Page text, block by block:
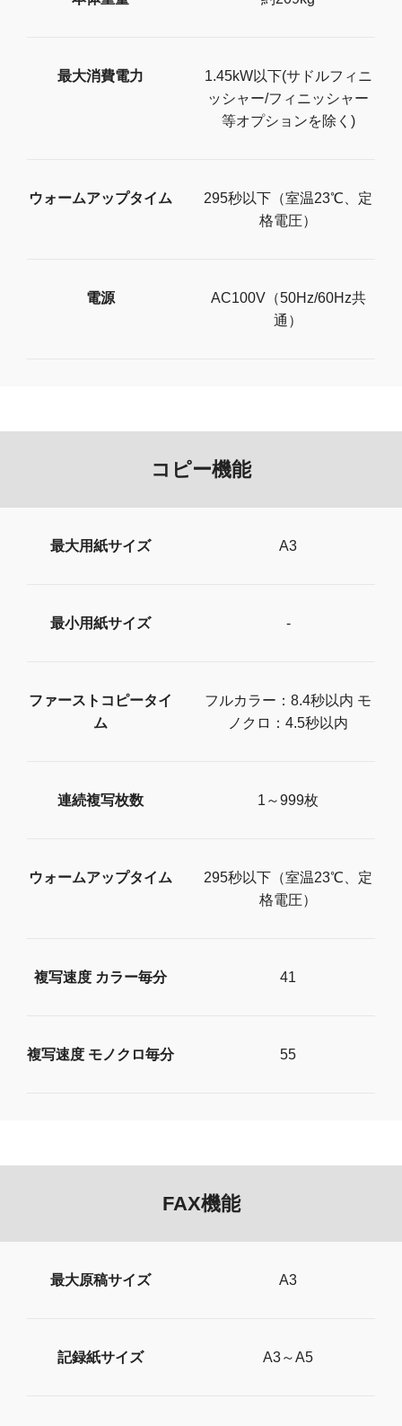
最大消費電力
1.45kW以下(サドルフィニ
ッシャー/フィニッシャー
等オプションを除く)
ウォームアップタイム
295秒以下（室温23℃、定
格電圧）
電源
AC100V（50Hz/60Hz共
通）
コピー機能
最大用紙サイズ A3
最小用紙サイズ -
ファーストコピータイ
ム
フルカラー：8.4秒以内 モ
ノクロ：4.5秒以内
連続複写枚数 1～999枚
ウォームアップタイム
295秒以下（室温23℃、定
格電圧）
複写速度 カラー毎分 41
複写速度 モノクロ毎分 55
FAX機能
最大原稿サイズ A3
記録紙サイズ A3～A5